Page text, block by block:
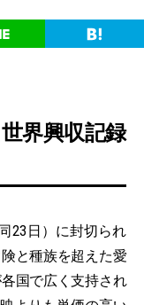
界興収記録
23日）に封切られ
と種族を超えた愛
国で広く支持され